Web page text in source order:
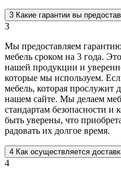
3 Какие гарантии вы
3
Мы предоставляем
мебель сроком на 3 года.
нашей продукции и
которые мы используем.
мебель, которая прослужит
нашем сайте. Мы делаем
стандартам безопасности
быть уверены, что
радовать их долгое время.
4 Как осуществляется
4